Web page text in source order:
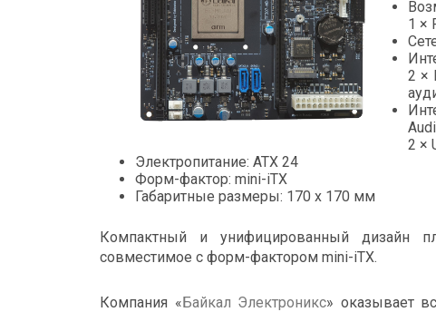
1 ×
2 ×
2 ×
Электропитание: ATX 24
Форм-фактор: mini-iTX
Габаритные размеры: 170 x 170 мм
Компактный и унифицированный дизайн
совместимое с форм-фактором mini-iTX.
Компания «Байкал Электроникс» оказывает